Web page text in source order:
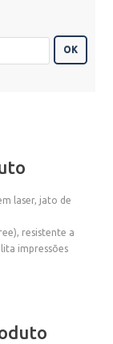
OK
laser, jato de
resistente a
impressões